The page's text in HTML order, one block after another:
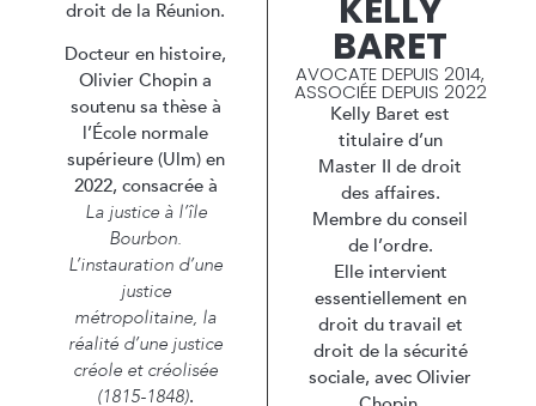
droit de la Réunion.
Docteur en histoire,
Olivier Chopin a
soutenu sa thèse à
l’École normale
supérieure (Ulm) en
2022, consacrée à
La justice à l’île
Bourbon.
L’instauration d’une
justice
métropolitaine, la
réalité d’une justice
créole et créolisée
(1815-1848).
KELLY
BARET​
AVOCATE DEPUIS 2014,
ASSOCIÉE DEPUIS 2022
Kelly Baret est
titulaire d’un
Master II de droit
des affaires.
Membre du conseil
de l’ordre.
Elle intervient
essentiellement en
droit du travail et
droit de la sécurité
sociale, avec Olivier